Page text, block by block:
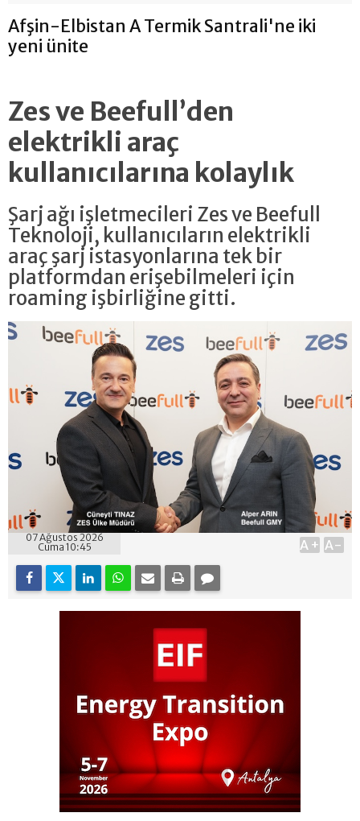
Afşin-Elbistan A Termik Santrali'ne iki
yeni ünite
Zes ve Beefull’den
elektrikli araç
kullanıcılarına kolaylık
Şarj ağı işletmecileri Zes ve Beefull
Teknoloji, kullanıcıların elektrikli
araç şarj istasyonlarına tek bir
platformdan erişebilmeleri için
roaming işbirliğine gitti.
07 Ağustos 2026
Cuma 10:45
A+ A-